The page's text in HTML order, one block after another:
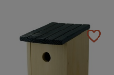
favorite_border